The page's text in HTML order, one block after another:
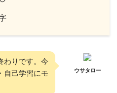
わりです。今
自己学習にモ
ウサタロー